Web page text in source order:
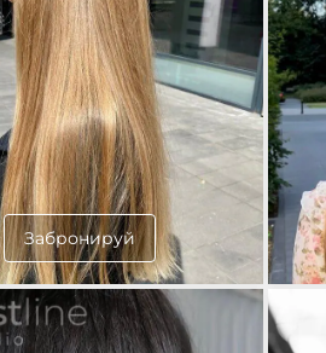
Забронируй